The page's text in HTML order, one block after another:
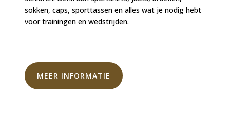
sokken, caps, sporttassen en alles wat je nodig hebt
voor trainingen en wedstrijden.
MEER INFORMATIE